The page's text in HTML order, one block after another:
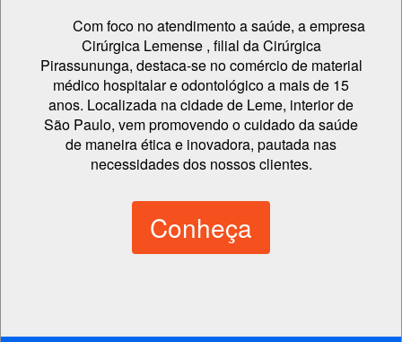
Com foco no atendimento a saúde, a empresa
Cirúrgica Lemense , filial da Cirúrgica
Pirassununga, destaca-se no comércio de material
médico hospitalar e odontológico a mais de 15
anos. Localizada na cidade de Leme, interior de
São Paulo, vem promovendo o cuidado da saúde
de maneira ética e inovadora, pautada nas
necessidades dos nossos clientes.
Conheça